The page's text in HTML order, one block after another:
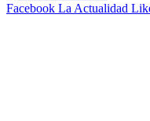
Facebook La Actualidad